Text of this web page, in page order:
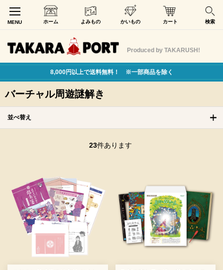
MENU ホーム よみもの かいもの カート 検索
Produced by TAKARUSH!
8,000円以上で送料無料！ ※一部商品を除く
バーチャル周遊謎解き
並べ替え
23件あります